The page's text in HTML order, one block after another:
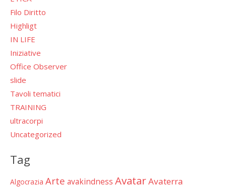
Filo Diritto
Highligt
IN LIFE
Iniziative
Office Observer
slide
Tavoli tematici
TRAINING
ultracorpi
Uncategorized
Tag
Algocrazia Arte avakindness AvatarAvaterra